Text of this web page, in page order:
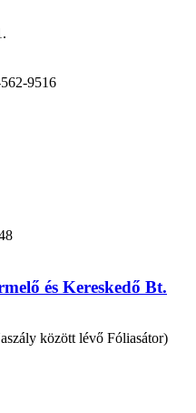
9516
és Kereskedő Bt.
között lévő Fóliasátor)